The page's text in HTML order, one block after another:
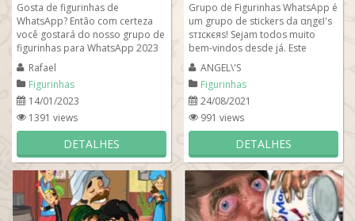
Gosta de figurinhas de
WhatsApp? Então com certeza
você gostará do nosso grupo de
figurinhas para WhatsApp 2023
cheio de novidades e muita
coisa engraçada...
Rafael
Figurinhas
14/01/2023
1391 views
DETALHES
Grupo de Figurinhas WhatsApp é
um grupo de stickers da αηgєƖ'ѕ
ѕᴛɪcᴋєяѕ! Sejam todos muito
bem-vindos desde já. Este
espaço foi criado para...
ANGEL\'S
Figurinhas
24/08/2021
991 views
DETALHES